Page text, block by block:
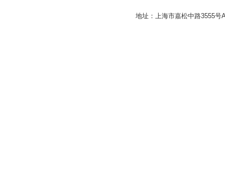
地址：上海市嘉松中路3555